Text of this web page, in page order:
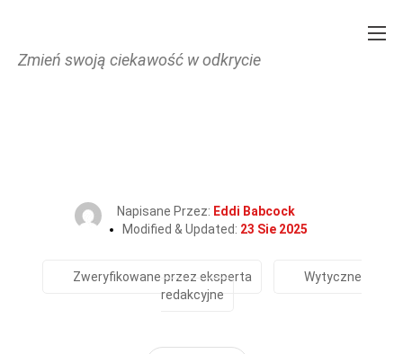
Zmień swoją ciekawość w odkrycie
Napisane Przez: Eddi Babcock
Modified & Updated: 23 Sie 2025
Zweryfikowane przez eksperta
Wytyczne
redakcyjne